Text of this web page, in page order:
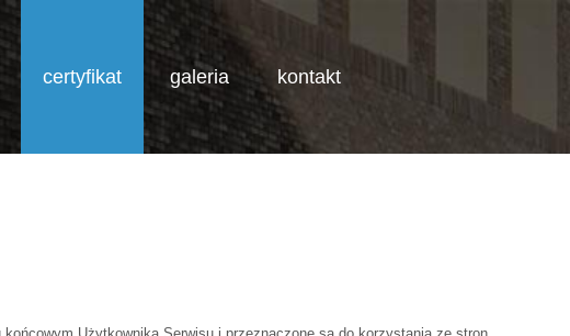
certyfikat galeria kontakt
KARTA DUŻEJ RODZINY NIESKATEGORYZOWANE